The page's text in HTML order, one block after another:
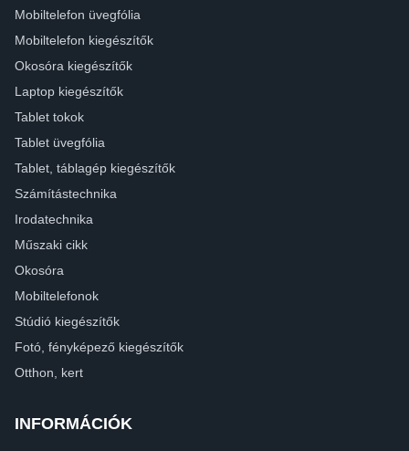
Mobiltelefon üvegfólia
Mobiltelefon kiegészítők
Okosóra kiegészítők
Laptop kiegészítők
Tablet tokok
Tablet üvegfólia
Tablet, táblagép kiegészítők
Számítástechnika
Irodatechnika
Műszaki cikk
Okosóra
Mobiltelefonok
Stúdió kiegészítők
Fotó, fényképező kiegészítők
Otthon, kert
INFORMÁCIÓK